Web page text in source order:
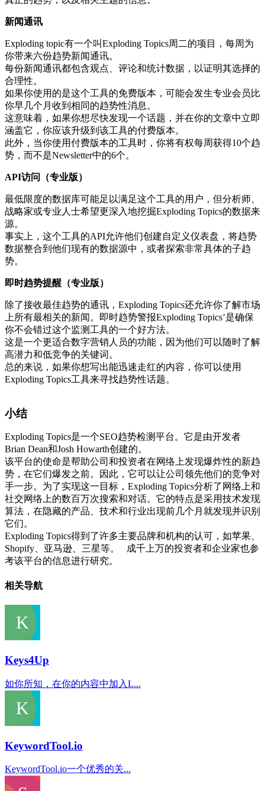
新闻通讯
Exploding topic有一个叫Exploding Topics周二的项目，每周为
你带来六份趋势新闻通讯。
每份新闻通讯都包含观点、评论和统计数据，以证明其选择的
合理性。
如果你使用的是这个工具的免费版本，可能会发生专业会员比
你早几个月收到相同的趋势性消息。
这意味着，如果你想尽快发现一个话题，并在你的文章中立即
涵盖它，你应该升级到该工具的付费版本。
此外，当你使用付费版本的工具时，你将有权每周获得10个趋
势，而不是Newsletter中的6个。
API访问（专业版）
最低限度的数据库可能足以满足这个工具的用户，但分析师、
战略家或专业人士希望更深入地挖掘Exploding Topics的数据来
源。
事实上，这个工具的API允许他们创建自定义仪表盘，将趋势
数据整合到他们现有的数据源中，或者探索非常具体的子趋
势。
即时趋势提醒（专业版）
除了接收最佳趋势的通讯，Exploding Topics还允许你了解市场
上所有最相关的新闻。即时趋势警报Exploding Topics’是确保
你不会错过这个监测工具的一个好方法。
这是一个更适合数字营销人员的功能，因为他们可以随时了解
高潜力和低竞争的关键词。
总的来说，如果你想写出能迅速走红的内容，你可以使用
Exploding Topics工具来寻找趋势性话题。
小结
Exploding Topics是一个SEO趋势检测平台。它是由开发者
Brian Dean和Josh Howarth创建的。
该平台的使命是帮助公司和投资者在网络上发现爆炸性的新趋
势，在它们爆发之前。因此，它可以让公司领先他们的竞争对
手一步。为了实现这一目标，Exploding Topics分析了网络上和
社交网络上的数百万次搜索和对话。它的特点是采用技术发现
算法，在隐藏的产品、技术和行业出现前几个月就发现并识别
它们。
Exploding Topics得到了许多主要品牌和机构的认可，如苹果、
Shopify、亚马逊、三星等。 成千上万的投资者和企业家也参
考该平台的信息进行研究。
相关导航
Keys4Up
如你所知，在你的内容中加入L...
KeywordTool.io
KeywordTool.io一个优秀的关...